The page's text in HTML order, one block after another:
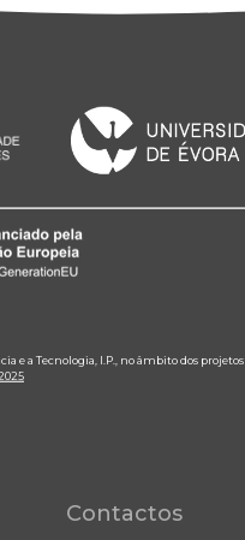
e a Tecnologia, I.P., no âmbito dos
Contactos